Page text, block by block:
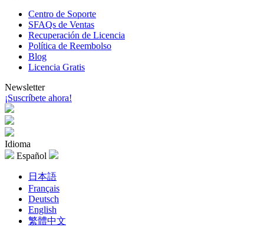
Centro de Soporte
SFAQs de Ventas
Recuperación de Licencia
Política de Reembolso
Blog
Licencia Gratis
Newsletter
¡Suscríbete ahora!
Idioma
Español
日本語
Français
Deutsch
English
繁體中文